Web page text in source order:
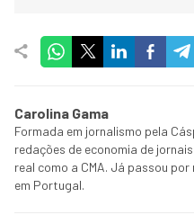
Carolina Gama
Formada em jornalismo pela
redações de economia de
real como a CMA. Já passou
em Portugal.